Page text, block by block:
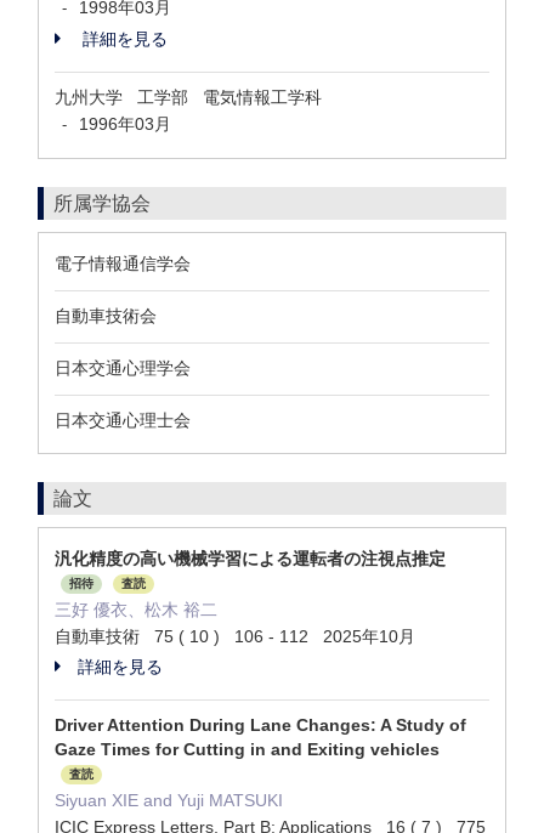
-
1998年03月
詳細を見る
九州大学 工学部 電気情報工学科
- 1996年03月
所属学協会
電子情報通信学会
自動車技術会
日本交通心理学会
日本交通心理士会
論文
汎化精度の高い機械学習による運転者の注視点推定
招待 査読
三好 優衣、松木 裕二
自動車技術 75 ( 10 ) 106 - 112 2025年10月
詳細を見る
Driver Attention During Lane Changes: A Study of
Gaze Times for Cutting in and Exiting vehicles
査読
Siyuan XIE and Yuji MATSUKI
ICIC Express Letters, Part B: Applications 16 ( 7 ) 775